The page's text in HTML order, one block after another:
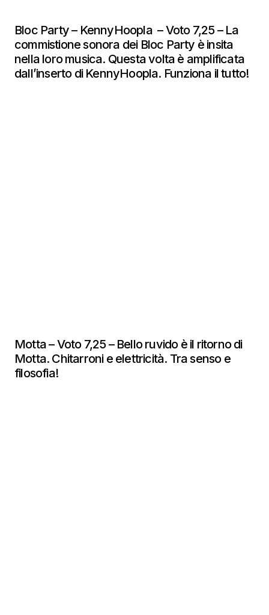
Bloc Party – KennyHoopla – Voto 7,25 – La
commistione sonora dei Bloc Party è insita
nella loro musica. Questa volta è amplificata
dall’inserto di KennyHoopla. Funziona il tutto!
Motta – Voto 7,25 – Bello ruvido è il ritorno di
Motta. Chitarroni e elettricità. Tra senso e
filosofia!